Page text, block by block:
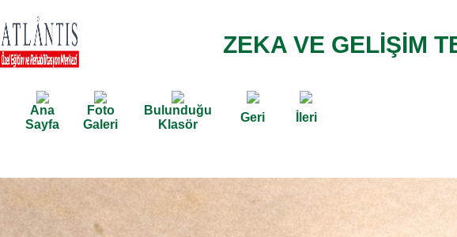
ZEKA VE GELİŞİM
Ana
Sayfa
Foto
Galeri
Bulunduğu
Klasör
Geri
İleri